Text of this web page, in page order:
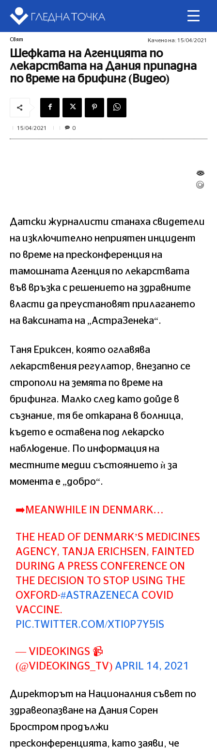
Свят Качено на: 15/04/2021
Шефката на Агенцията по
лекарствата на Дания припадна
по време на брифинг (Видео)
15/04/2021 0
Датски журналисти станаха свидетели
на изключително неприятен инцидент
по време на пресконференция на
тамошната Агенция по лекарствата
във връзка с решението на здравните
власти да преустановят прилагането
на ваксината на „АстраЗенека“.
Таня Ериксен, която оглавява
лекарствения регулатор, внезапно се
строполи на земята по време на
брифинга. Малко след като дойде в
съзнание, тя бе откарана в болница,
където е оставена под лекарско
наблюдение. По информация на
местните медии състоянието ѝ за
момента е „добро“.
➡️MEANWHILE IN DENMARK…
THE HEAD OF DENMARK’S MEDICINES
AGENCY, TANJA ERICHSEN, FAINTED
DURING A PRESS CONFERENCE ON
THE DECISION TO STOP USING THE
OXFORD-#ASTRAZENECA COVID
VACCINE.
PIC.TWITTER.COM/XTI0P7Y5IS
— VIDEOKINGS 📹
(@VIDEOKINGS_TV) APRIL 14, 2021
Директорът на Националния съвет по
здравеопазване на Дания Сорен
Бростром продължи
пресконференцията, като заяви, че